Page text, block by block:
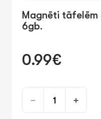
Magnēti tāfelēm
6gb.
0.99€